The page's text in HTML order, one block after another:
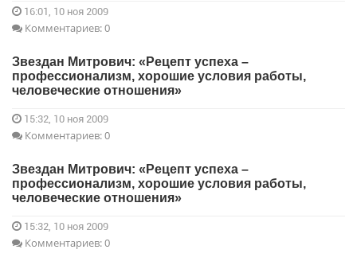
16:01, 10 ноя 2009
Комментариев: 0
Звездан Митрович: «Рецепт успеха –
профессионализм, хорошие условия работы,
человеческие отношения»
15:32, 10 ноя 2009
Комментариев: 0
Звездан Митрович: «Рецепт успеха –
профессионализм, хорошие условия работы,
человеческие отношения»
15:32, 10 ноя 2009
Комментариев: 0